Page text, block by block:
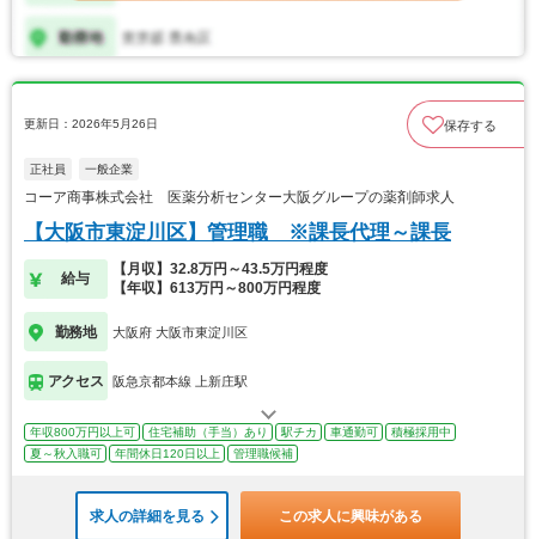
更新日：2026年5月26日 保存する
正社員 一般企業
コーア商事株式会社 医薬分析センター大阪グループの薬剤師求人
【大阪市東淀川区】管理職 ※課長代理～課長
給与
【月収】32.8万円～43.5万円程度
【年収】613万円～800万円程度
勤務地 大阪府 大阪市東淀川区
アクセス 阪急京都本線 上新庄駅
年収800万円以上可 住宅補助（手当）あり 駅チカ 車通勤可
積極採用中
夏～秋入職可
年間休日120日以上 管理職候補
求人の詳細を見る この求人に興味がある